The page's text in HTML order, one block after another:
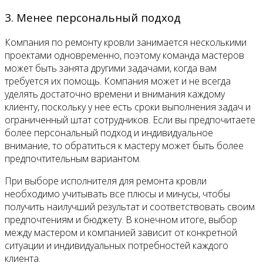
3. Менее персональный подход
Компания по ремонту кровли занимается несколькими
проектами одновременно, поэтому команда мастеров
может быть занята другими задачами, когда вам
требуется их помощь. Компания может и не всегда
уделять достаточно времени и внимания каждому
клиенту, поскольку у нее есть сроки выполнения задач и
ограниченный штат сотрудников. Если вы предпочитаете
более персональный подход и индивидуальное
внимание, то обратиться к мастеру может быть более
предпочтительным вариантом.
При выборе исполнителя для ремонта кровли
необходимо учитывать все плюсы и минусы, чтобы
получить наилучший результат и соответствовать своим
предпочтениям и бюджету. В конечном итоге, выбор
между мастером и компанией зависит от конкретной
ситуации и индивидуальных потребностей каждого
клиента.